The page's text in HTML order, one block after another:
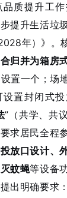
质提升工
步提升生活垃
年）》。
归并为箱房
置一个；场
置封闭式
”（共学、共
求居民全程
投放口设计、
蚊蝇等设备
出明确要求